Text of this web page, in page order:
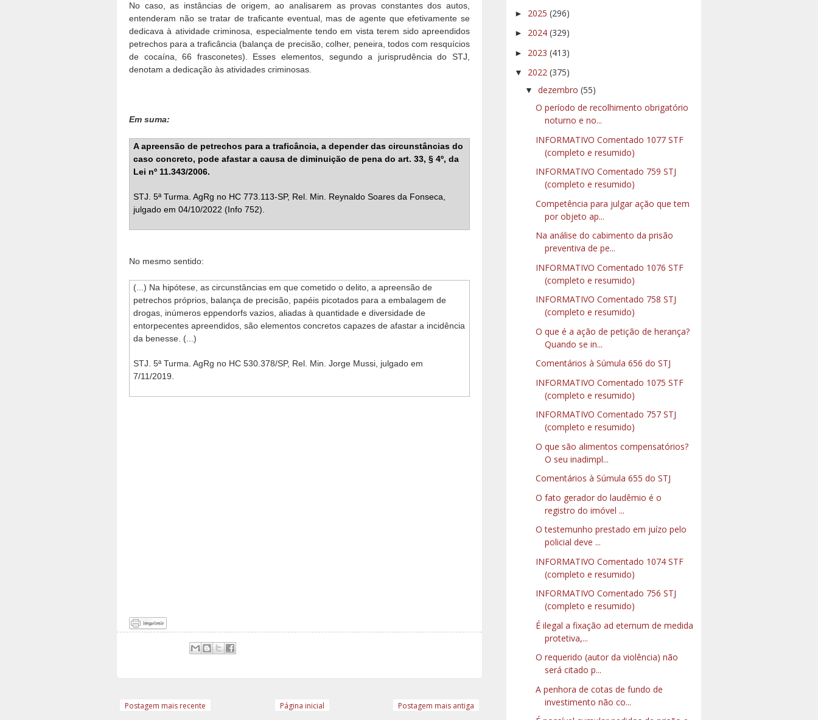
No caso, as instâncias de origem, ao analisarem as provas constantes dos autos,
entenderam não se tratar de traficante eventual, mas de agente que efetivamente se
dedicava à atividade criminosa, especialmente tendo em vista terem sido apreendidos
petrechos para a traficância (balança de precisão, colher, peneira, todos com resquícios
de cocaína, 66 frasconetes). Esses elementos, segundo a jurisprudência do STJ,
denotam a dedicação às atividades criminosas.
Em suma:
A apreensão de petrechos para a traficância, a depender das circunstâncias do
caso concreto, pode afastar a causa de diminuição de pena do art. 33, § 4º, da
Lei nº 11.343/2006.
STJ. 5ª Turma. AgRg no HC 773.113-SP, Rel. Min. Reynaldo Soares da Fonseca,
julgado em 04/10/2022 (Info 752).
No mesmo sentido:
(...) Na hipótese, as circunstâncias em que cometido o delito, a apreensão de
petrechos próprios, balança de precisão, papéis picotados para a embalagem de
drogas, inúmeros eppendorfs vazios, aliadas à quantidade e diversidade de
entorpecentes apreendidos, são elementos concretos capazes de afastar a incidência
da benesse. (...)
STJ. 5ª Turma. AgRg no HC 530.378/SP, Rel. Min. Jorge Mussi, julgado em
7/11/2019.
Postagem mais recente Postagem mais antiga
Página inicial
► 2025 (296)
► 2024 (329)
► 2023 (413)
▼ 2022 (375)
▼ dezembro (55)
O período de recolhimento obrigatório
noturno e no...
INFORMATIVO Comentado 1077 STF
(completo e resumido)
INFORMATIVO Comentado 759 STJ
(completo e resumido)
Competência para julgar ação que tem
por objeto ap...
Na análise do cabimento da prisão
preventiva de pe...
INFORMATIVO Comentado 1076 STF
(completo e resumido)
INFORMATIVO Comentado 758 STJ
(completo e resumido)
O que é a ação de petição de herança?
Quando se in...
Comentários à Súmula 656 do STJ
INFORMATIVO Comentado 1075 STF
(completo e resumido)
INFORMATIVO Comentado 757 STJ
(completo e resumido)
O que são alimentos compensatórios?
O seu inadimpl...
Comentários à Súmula 655 do STJ
O fato gerador do laudêmio é o
registro do imóvel ...
O testemunho prestado em juízo pelo
policial deve ...
INFORMATIVO Comentado 1074 STF
(completo e resumido)
INFORMATIVO Comentado 756 STJ
(completo e resumido)
É ilegal a fixação ad eternum de medida
protetiva,...
O requerido (autor da violência) não
será citado p...
A penhora de cotas de fundo de
investimento não co...